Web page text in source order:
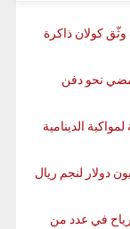
في مراكش/7.. كيف وثّق كولان ذاكرة
نحو دفن
الدينامية
أفارقة عبر التاريخ … 144 مليون دولار لنجم ريال
في عدد من